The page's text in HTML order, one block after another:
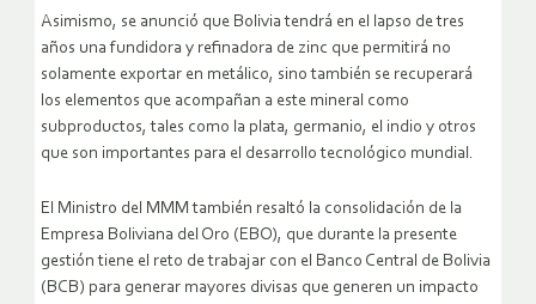
Asimismo, se anunció que Bolivia tendrá en el lapso de tres
años una fundidora y refinadora de zinc que permitirá no
solamente exportar en metálico, sino también se recuperará
los elementos que acompañan a este mineral como
subproductos, tales como la plata, germanio, el indio y otros
que son importantes para el desarrollo tecnológico mundial.
El Ministro del MMM también resaltó la consolidación de la
Empresa Boliviana del Oro (EBO), que durante la presente
gestión tiene el reto de trabajar con el Banco Central de Bolivia
(BCB) para generar mayores divisas que generen un impacto